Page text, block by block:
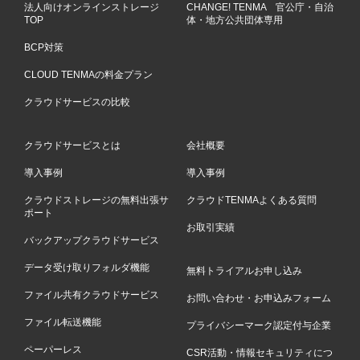
法人向けオンラインストレージ
TOP
BCP対策
CLOUD TENMAの料金プラン
クラウドサービスの比較
CHANGE! TENMA 官公庁・自治
体・地方公共団体専用
クラウドサービスとは
導入事例
クラウドストレージの無料出張サ
ポート
バックアップクラウドサービス
データ受け取りフォルダ機能
ファイル共有クラウドサービス
ファイル転送機能
ペーパーレス
会社概要
導入事例
クラウドTENMAよくある質問
お取引実績
無料トライアルお申し込み
お問い合わせ・お申込みフォーム
プライバシーマーク認定付与企業
CSR活動・情報セキュリティにつ